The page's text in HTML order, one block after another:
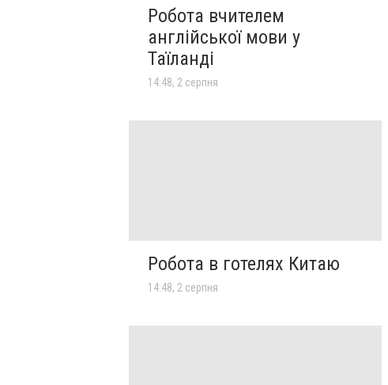
Робота вчителем
англійської мови у
Таїланді
14:48, 2 серпня
Робота в готелях Китаю
14:48, 2 серпня